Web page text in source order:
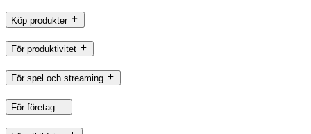
Köp produkter
För produktivitet
För spel och streaming
För företag